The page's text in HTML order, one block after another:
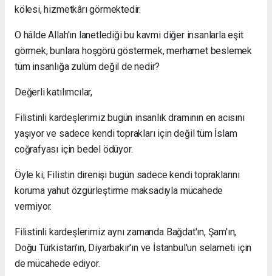
kölesi, hizmetkârı görmektedir.
O hâlde Allah'ın lanetlediği bu kavmi diğer insanlarla eşit
görmek, bunlara hoşgörü göstermek, merhamet beslemek
tüm insanlığa zulüm değil de nedir?
Değerli katılımcılar,
Filistinli kardeşlerimiz bugün insanlık dramının en acısını
yaşıyor ve sadece kendi toprakları için değil tüm İslam
coğrafyası için bedel ödüyor.
Öyle ki; Filistin direnişi bugün sadece kendi topraklarını
koruma yahut özgürleştirme maksadıyla mücahede
vermiyor.
Filistinli kardeşlerimiz aynı zamanda Bağdat'ın, Şam'ın,
Doğu Türkistan'ın, Diyarbakır'ın ve İstanbul'un selameti için
de mücahede ediyor.